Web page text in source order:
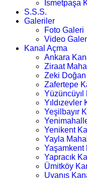
İsmetpaşa
S.S.S.
Galeriler
Foto Galeri
Video
Kanal Açma
Ankara
Ziraat
Zeki
Zafertepe
Yıldızevler
Yeşilbayır
Yenikent
Yayla
Yaşamkent
Yapracık
Ümitköy
Uyanış